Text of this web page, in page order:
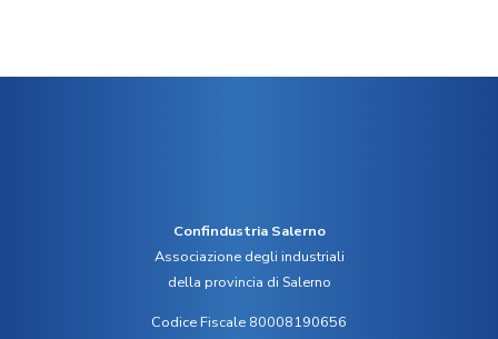
Confindustria Salerno
Associazione degli industriali
della provincia di Salerno
Codice Fiscale 80008190656